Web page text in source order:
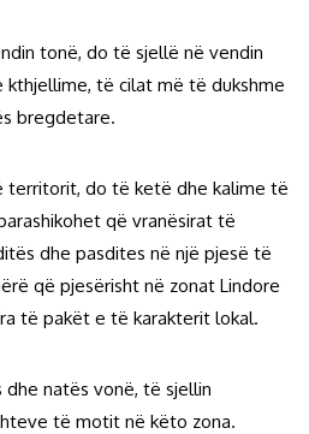
tonë, do të sjellë në vendin
të cilat më të dukshme
bregdetare.
territorit, do të ketë dhe kalime të
që vranësirat të
dhe pasdites në një pjesë të
që pjesërisht në zonat Lindore
të pakët e të karakterit lokal.
natës vonë, të sjellin
të motit në këto zona.